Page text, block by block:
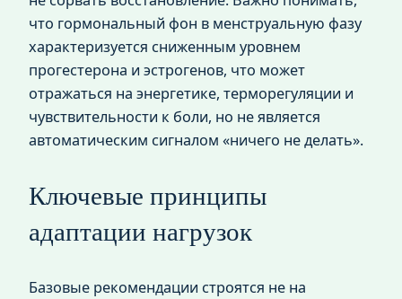
что гормональный фон в менструальную фазу
характеризуется сниженным уровнем
прогестерона и эстрогенов, что может
отражаться на энергетике, терморегуляции и
чувствительности к боли, но не является
автоматическим сигналом «ничего не делать».
Ключевые принципы
адаптации нагрузок
Базовые рекомендации строятся не на